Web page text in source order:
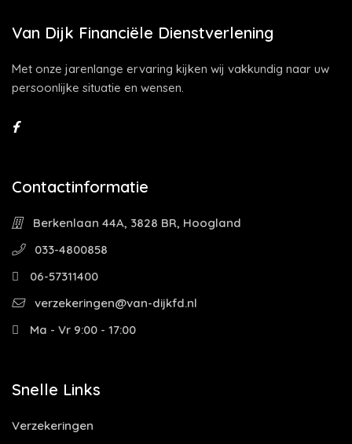
Van Dijk Financiële Dienstverlening
Met onze jarenlange ervaring kijken wij vakkundig naar uw
persoonlijke situatie en wensen.
Contactinformatie
Berkenlaan 44A, 3828 BR, Hoogland
033-4800858
06-57311400
verzekeringen@van-dijkfd.nl
Ma - Vr 9:00 - 17:00
Snelle Links
Verzekeringen